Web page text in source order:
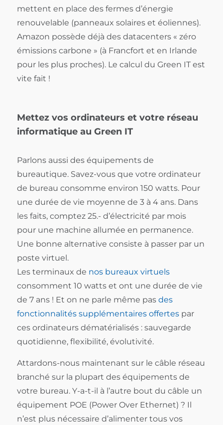
mettent en place des fermes d’énergie
renouvelable (panneaux solaires et éoliennes).
Amazon possède déjà des datacenters « zéro
émissions carbone » (à Francfort et en Irlande
pour les plus proches). Le calcul du Green IT est
vite fait !
Mettez vos ordinateurs et votre réseau
informatique au Green IT
Parlons aussi des équipements de
bureautique. Savez-vous que votre ordinateur
de bureau consomme environ 150 watts. Pour
une durée de vie moyenne de 3 à 4 ans. Dans
les faits, comptez 25.- d’électricité par mois
pour une machine allumée en permanence.
Une bonne alternative consiste à passer par un
poste virtuel.
Les terminaux de nos bureaux virtuels
consomment 10 watts et ont une durée de vie
de 7 ans ! Et on ne parle même pas des
fonctionnalités supplémentaires offertespar
ces ordinateurs dématérialisés : sauvegarde
quotidienne, flexibilité, évolutivité.
Attardons-nous maintenant sur le câble réseau
branché sur la plupart des équipements de
votre bureau. Y-a-t-il à l’autre bout du câble un
équipement POE (Power Over Ethernet) ? Il
n’est plus nécessaire d’alimenter tous vos